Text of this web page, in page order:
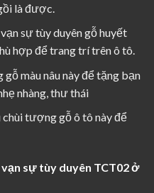
là được.
sự tùy duyên gỗ huyết
hợp để trang trí trên ô tô.
màu nâunày để tặng bạn
nhàng, thư thái
chùitượng gỗ ô tô này để
sự tùy duyên TCT02 ở